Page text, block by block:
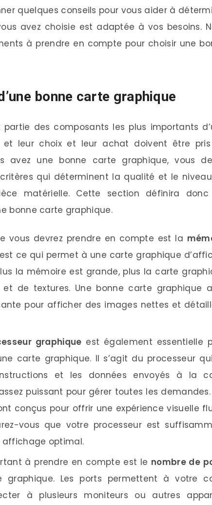
quelques conseils pour vous aider à
avez choisie est adaptée à vos besoins.
à prendre en compte pour choisir une
bonne carte graphique
partie des composants les plus importants
et leur choix et leur achat doivent être
avez une bonne carte graphique, vous
qui déterminent la qualité et le
matérielle. Cette section définira donc
bonne carte graphique.
vous devrez prendre en compte est la
ce qui permet à une carte graphique
la mémoire est grande, plus la carte
de textures. Une bonne carte graphique
pour afficher des images nettes et
graphique est également essentielle
carte graphique. Il s’agit du processeur
et les données envoyés à la
puissant pour gérer toutes les demandes.
conçus pour offrir une expérience visuelle
vous que votre processeur est
affichage optimal.
à prendre en compte est le nombre de
graphique. Les ports permettent à votre
à plusieurs moniteurs ou autres